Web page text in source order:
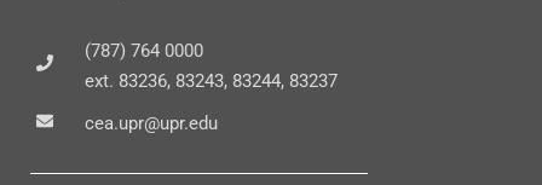
(787) 764 0000
ext. 83236, 83243, 83244, 83237
cea.upr@upr.edu